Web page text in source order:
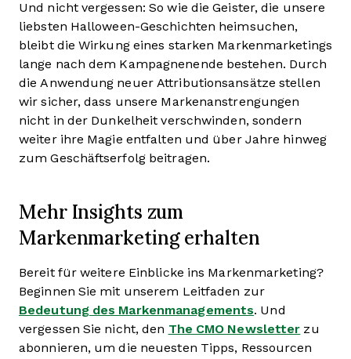
Und nicht vergessen: So wie die Geister, die unsere
liebsten Halloween-Geschichten heimsuchen,
bleibt die Wirkung eines starken Markenmarketings
lange nach dem Kampagnenende bestehen. Durch
die Anwendung neuer Attributionsansätze stellen
wir sicher, dass unsere Markenanstrengungen
nicht in der Dunkelheit verschwinden, sondern
weiter ihre Magie entfalten und über Jahre hinweg
zum Geschäftserfolg beitragen.
Mehr Insights zum
Markenmarketing erhalten
Bereit für weitere Einblicke ins Markenmarketing?
Beginnen Sie mit unserem Leitfaden zur
Bedeutung des Markenmanagements. Und
vergessen Sie nicht, den The CMO Newsletter zu
abonnieren, um die neuesten Tipps, Ressourcen